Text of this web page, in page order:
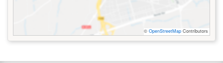
© OpenStreetMap Contributors